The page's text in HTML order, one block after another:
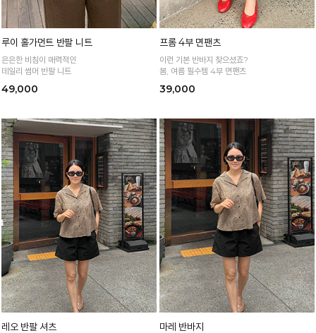
루이 홀가먼트 반팔 니트
은은한 비침이 매력적인
데일리 썸머 반팔 니트
49,000
프롬 4부 면팬츠
이런 기본 반바지 찾으셨죠?
봄, 여름 필수템 4부 면팬츠
39,000
레오 반팔 셔츠 마레 반바지